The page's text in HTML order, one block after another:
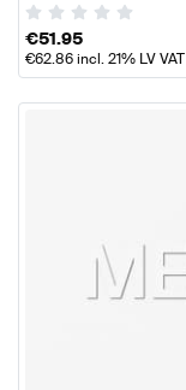
€51.95
€62.86incl. 21% LV VAT